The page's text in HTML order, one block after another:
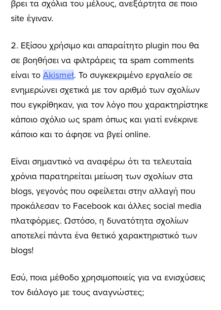
βρει τα σχόλια του μέλους, ανεξάρτητα σε ποιο
site έγιναν.
2. Εξίσου χρήσιμο και απαραίτητο plugin που θα
σε βοηθήσει να φιλτράρεις τα spam comments
είναι το Akismet. Το συγκεκριμένο εργαλείο σε
ενημερώνει σχετικά με τον αριθμό των σχολίων
που εγκρίθηκαν, για τον λόγο που χαρακτηρίστηκε
κάποιο σχόλιο ως spam όπως και γιατί ενέκρινε
κάποιο και το άφησε να βγεί online.
Είναι σημαντικό να αναφέρω ότι τα τελευταία
χρόνια παρατηρείται μείωση των σχολίων στα
blogs, γεγονός που οφείλεται στην αλλαγή που
προκάλεσαν το Facebook και άλλες social media
πλατφόρμες. Ωστόσο, η δυνατότητα σχολίων
αποτελεί πάντα ένα θετικό χαρακτηριστικό των
blogs!
Εσύ, ποια μέθοδο χρησιμοποιείς για να ενισχύσεις
τον διάλογο με τους αναγνώστες;